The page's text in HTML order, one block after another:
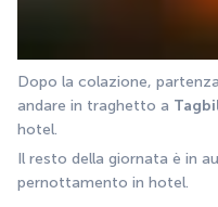
Dopo la colazione,
andare in traghetto a
hotel.
Il resto della giornata è in
pernottamento in hotel.